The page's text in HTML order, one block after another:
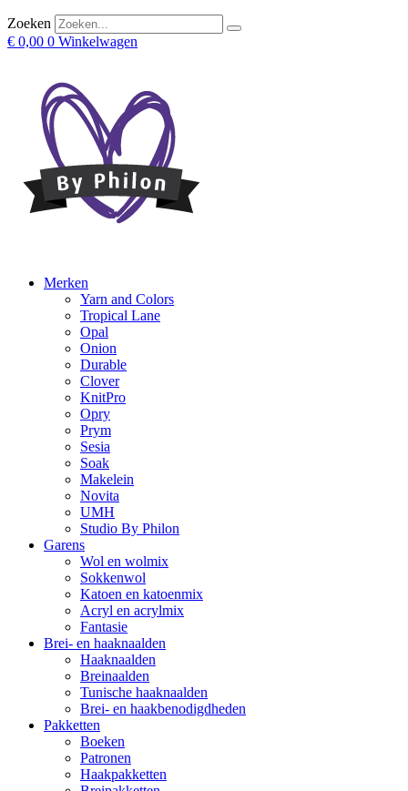
Zoeken
€ 0,00 0 Winkelwagen
Merken
Yarn and Colors
Tropical Lane
Opal
Onion
Durable
Clover
KnitPro
Opry
Prym
Sesia
Soak
Makelein
Novita
UMH
Studio By Philon
Garens
Wol en wolmix
Sokkenwol
Katoen en katoenmix
Acryl en acrylmix
Fantasie
Brei- en haaknaalden
Haaknaalden
Breinaalden
Tunische haaknaalden
Brei- en haakbenodigdheden
Pakketten
Boeken
Patronen
Haakpakketten